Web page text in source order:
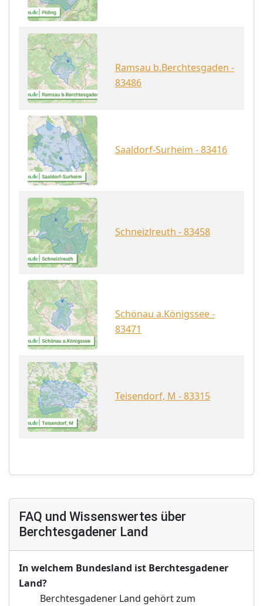
Ramsau b.Berchtesgaden -
83486
Saaldorf-Surheim - 83416
Schneizlreuth - 83458
Schönau a.Königssee -
83471
Teisendorf, M - 83315
FAQ und Wissenswertes über
Berchtesgadener Land
In welchem Bundesland ist Berchtesgadener
Land?
Berchtesgadener Land gehört zum